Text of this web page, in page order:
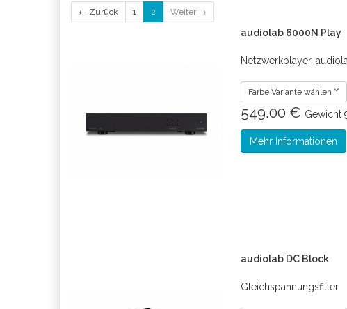
← Zurück 1 2 Weiter →
audiolab 6000N Play
Netzwerkplayer,
Farbe Variante wählen
549.00 € Gewicht
Mehr Informationen
audiolab DC Block
Gleichspannungsfilter